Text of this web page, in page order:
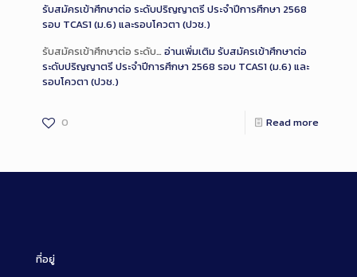
รับสมัครเข้าศึกษาต่อ ระดับปริญญาตรี ประจำปีการศึกษา 2568
รอบ TCAS1 (ม.6) และรอบโควตา (ปวช.)
รับสมัครเข้าศึกษาต่อ ระดับ… อ่านเพิ่มเติมรับสมัครเข้าศึกษาต่อ
ระดับปริญญาตรี ประจำปีการศึกษา 2568 รอบ TCAS1 (ม.6) และ
รอบโควตา (ปวช.)
0 Read more
ที่อยู่